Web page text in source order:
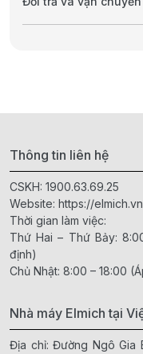
Thông tin liên hệ
CSKH: 1900.63.69.25
Website: https://elmich.vn
Thời gian làm việc:
Thứ Hai – Thứ Bảy:
định)
Chủ Nhật: 8:00 – 18:00
Nhà máy Elmich tại
Địa chỉ: Đường Ngô Gia